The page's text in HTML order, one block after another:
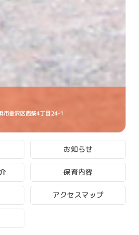
市金沢区西柴4丁目24­-1
お知らせ
保育内容
アクセスマップ